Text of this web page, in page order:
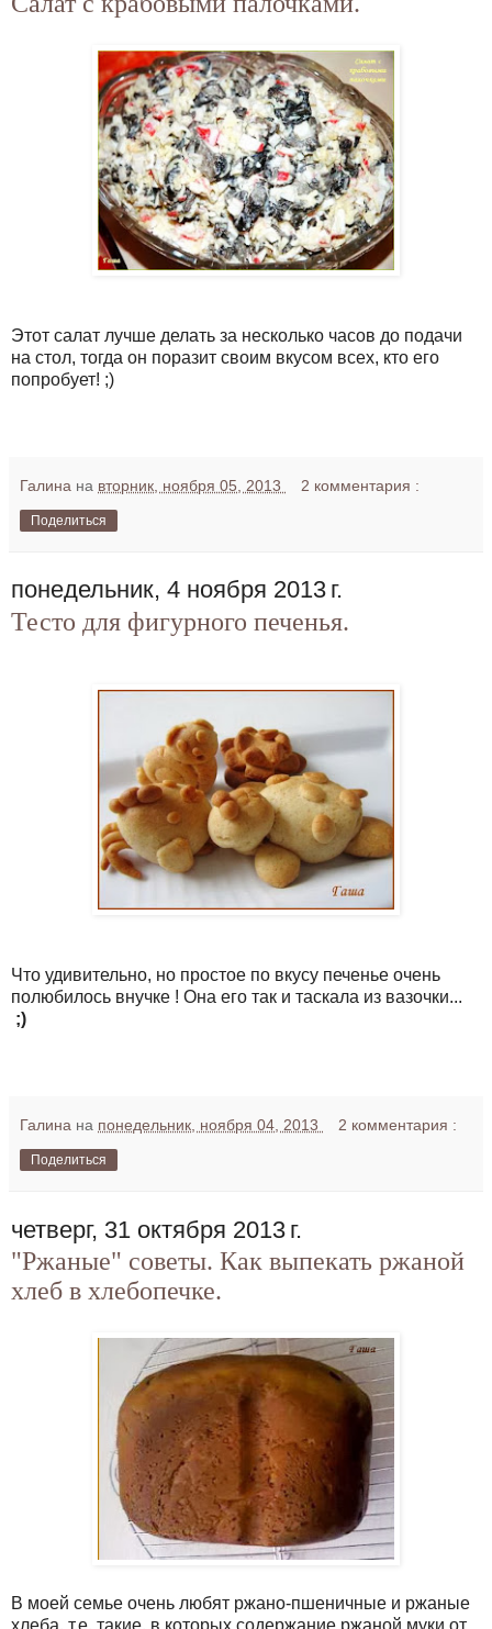
Этот салат лучше делать за несколько часов до подачи
на стол, тогда он поразит своим вкусом всех, кто его
попробует! ;)
Галина на вторник, ноября 05, 2013 2 комментария :
Поделиться
понедельник, 4 ноября 2013 г.
Тесто для фигурного печенья.
Что удивительно, но простое по вкусу печенье очень
полюбилось внучке ! Она его так и таскала из вазочки...
;)
Галина на понедельник, ноября 04, 2013 2 комментария :
Поделиться
четверг, 31 октября 2013 г.
"Ржаные" советы. Как выпекать ржаной
хлеб в хлебопечке.
В моей семье очень любят ржано-пшеничные и ржаные
хлеба, т.е. такие, в которых содержание ржаной муки от